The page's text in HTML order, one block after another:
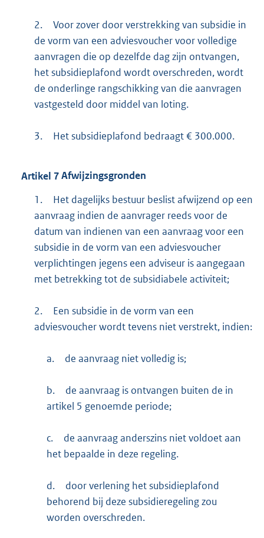
2.
Voor zover door verstrekking van subsidie in
de vorm van een adviesvoucher voor volledige
aanvragen die op dezelfde dag zijn ontvangen,
het subsidieplafond wordt overschreden, wordt
de onderlinge rangschikking van die aanvragen
vastgesteld door middel van loting.
3. Het subsidieplafond bedraagt € 300.000.
Artikel 7Afwijzingsgronden
1.
Het dagelijks bestuur beslist afwijzend op een
aanvraag indien de aanvrager reeds voor de
datum van indienen van een aanvraag voor een
subsidie in de vorm van een adviesvoucher
verplichtingen jegens een adviseur is aangegaan
met betrekking tot de subsidiabele activiteit;
2.
Een subsidie in de vorm van een
adviesvoucher wordt tevens niet verstrekt, indien:
a. de aanvraag niet volledig is;
b.
de aanvraag is ontvangen buiten de in
artikel 5 genoemde periode;
c.
de aanvraag anderszins niet voldoet aan
het bepaalde in deze regeling.
d.
door verlening het subsidieplafond
behorend bij deze subsidieregeling zou
worden overschreden.